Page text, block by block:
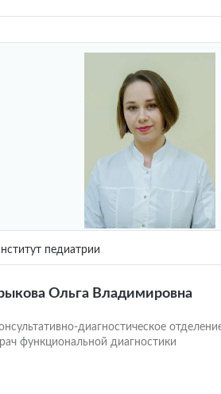
педиатрии
Ольга Владимировна
диагностическое
функциональной диагностики